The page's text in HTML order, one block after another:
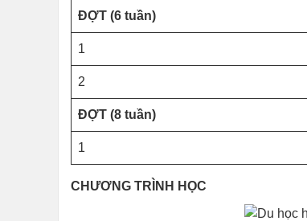
ĐỢT (6 tuần)
1
2
ĐỢT (8 tuần)
1
CHƯƠNG TRÌNH HỌC